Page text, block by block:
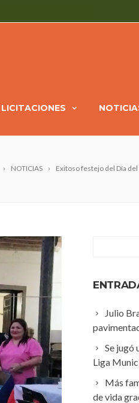
LICITACIONES
NOTICIAS Exitoso festejo del Día
Julio
Se jugó
Liga
Más
de vida